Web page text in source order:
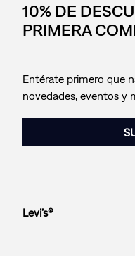
10% DE
PRIMERA
Entérate primero que
novedades, eventos y
Levi’s®